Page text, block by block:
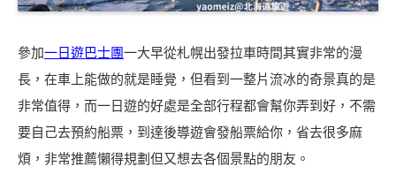
參加一日遊巴士團一大早從札幌出發拉車時間其實非常的漫
長，在車上能做的就是睡覺，但看到一整片流冰的奇景真的是
非常值得，而一日遊的好處是全部行程都會幫你弄到好，不需
要自己去預約船票，到達後導遊會發船票給你，省去很多麻
煩，非常推薦懶得規劃但又想去各個景點的朋友。